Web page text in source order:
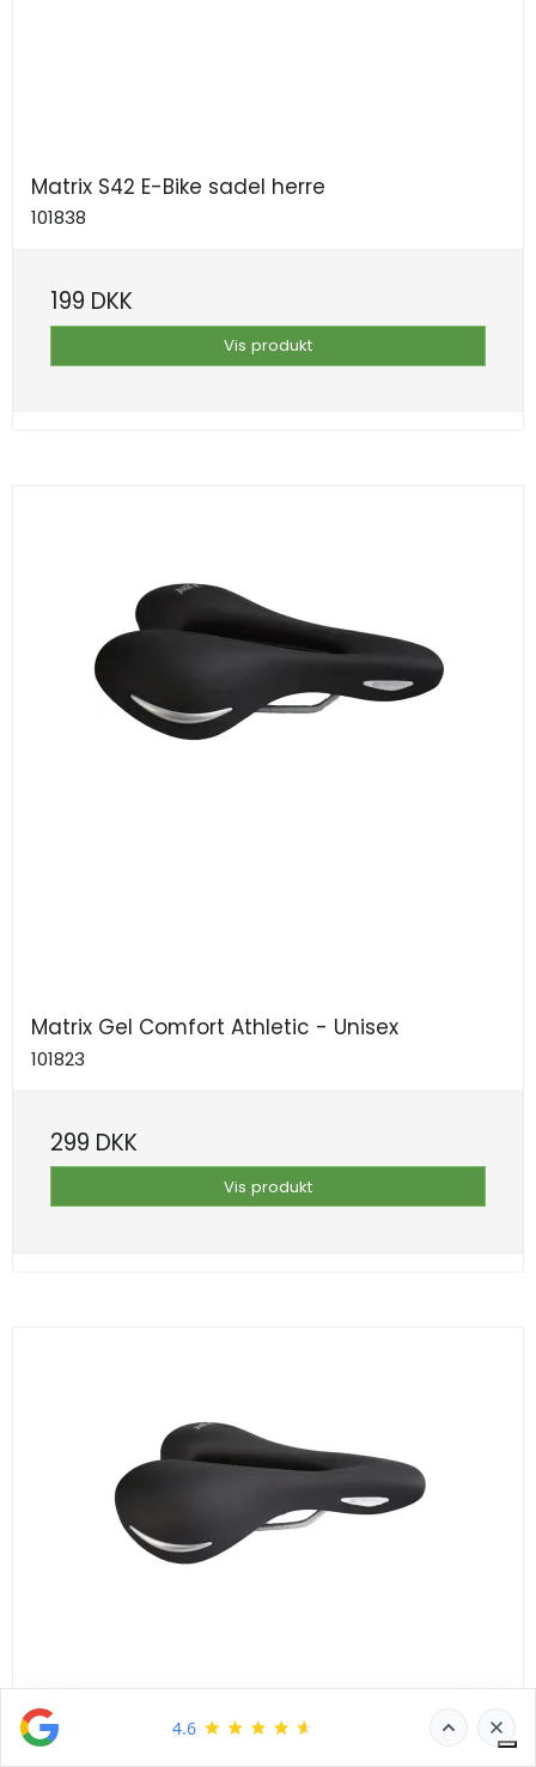
Matrix S42 E-Bike sadel herre
101838
199 DKK
Vis produkt
Matrix Gel Comfort Athletic - Unisex
101823
299 DKK
Vis produkt